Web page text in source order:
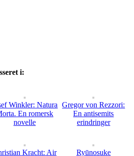
i:
Winkler: Natura
En romersk
novelle
Gregor von Rezzori:
En antisemits
erindringer
Kracht: Air
Ryūnosuke